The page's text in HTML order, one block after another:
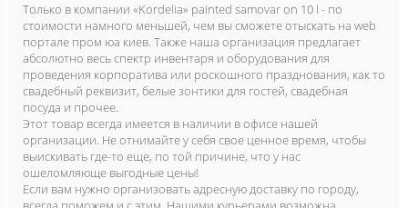
Только в компании «Kordelia» painted samovar on 10 l - по
стоимости намного меньшей, чем вы сможете отыскать на web
портале пром юа киев. Также наша организация предлагает
абсолютно весь спектр инвентаря и оборудования для
проведения корпоратива или роскошного празднования, как то
свадебный реквизит, белые зонтики для гостей, свадебная
посуда и прочее.
Этот товар всегда имеется в наличии в офисе нашей
организации. Не отнимайте у себя свое ценное время, чтобы
выискивать где-то еще, по той причине, что у нас
ошеломляюще выгодные цены!
Если вам нужно организовать адресную доставку по городу,